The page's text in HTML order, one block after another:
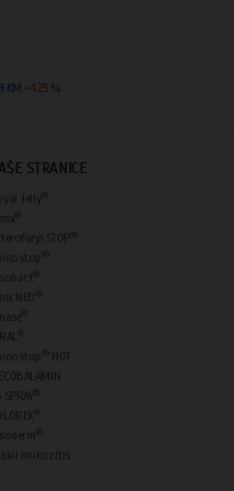
KM -4.25 %
STRANICE
Jelly
STOP
NEO
HOT
SPRAY®
mukozitis